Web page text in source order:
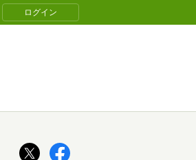
ログイン